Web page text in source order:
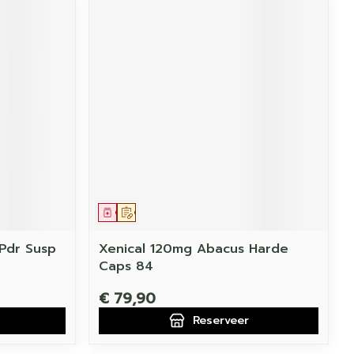
Susp
Op voorschrift
Geneesmiddel
Xenical 120mg Abacus Harde
Caps 84
€ 79,90
Reserveer